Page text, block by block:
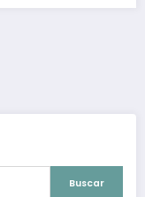
Buscar